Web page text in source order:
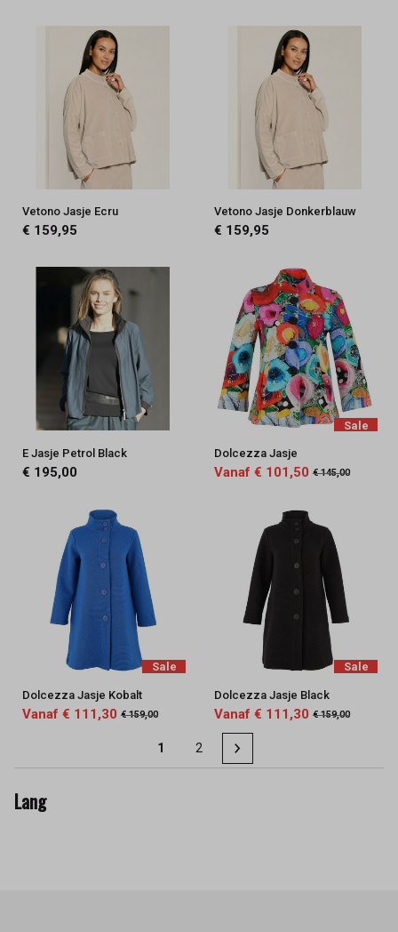
Vetono Jasje Ecru
€ 159,95
Vetono Jasje Donkerblauw
€ 159,95
E Jasje Petrol Black
€ 195,00
Sale
Dolcezza Jasje
Vanaf € 101,50 € 145,00
Sale
Dolcezza Jasje Kobalt
Vanaf € 111,30 € 159,00
Sale
Dolcezza Jasje Black
Vanaf € 111,30 € 159,00
1 2
Lang